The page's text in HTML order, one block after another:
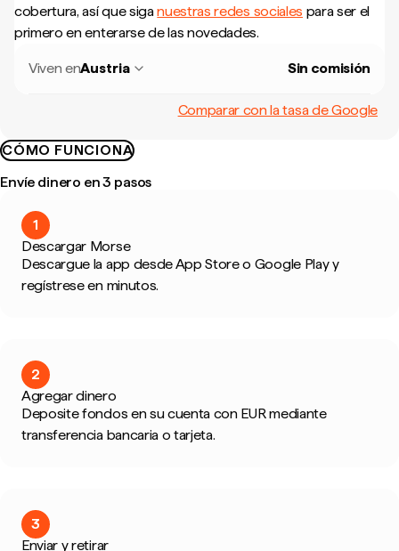
cobertura, así que siganuestras redes sociales para ser el
primero en enterarse de las novedades.
Viven enAustria Sin comisión
Comparar con la tasa de Google
CÓMO FUNCIONA
Envíe dinero en 3 pasos
1
Descargar Morse
Descargue la app desde App Store o Google Play y
regístrese en minutos.
2
Agregar dinero
Deposite fondos en su cuenta con EUR mediante
transferencia bancaria o tarjeta.
3
Enviar y retirar